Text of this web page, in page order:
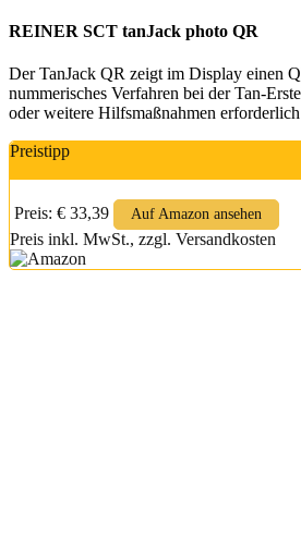
REINER SCT tanJack photo QR
Der TanJack QR zeigt im Display einen
nummerisches Verfahren bei der Tan-
oder weitere Hilfsmaßnahmen
Preistipp
Preis: € 33,39 Auf Amazon ansehen
Preis inkl. MwSt., zzgl. Versandkosten